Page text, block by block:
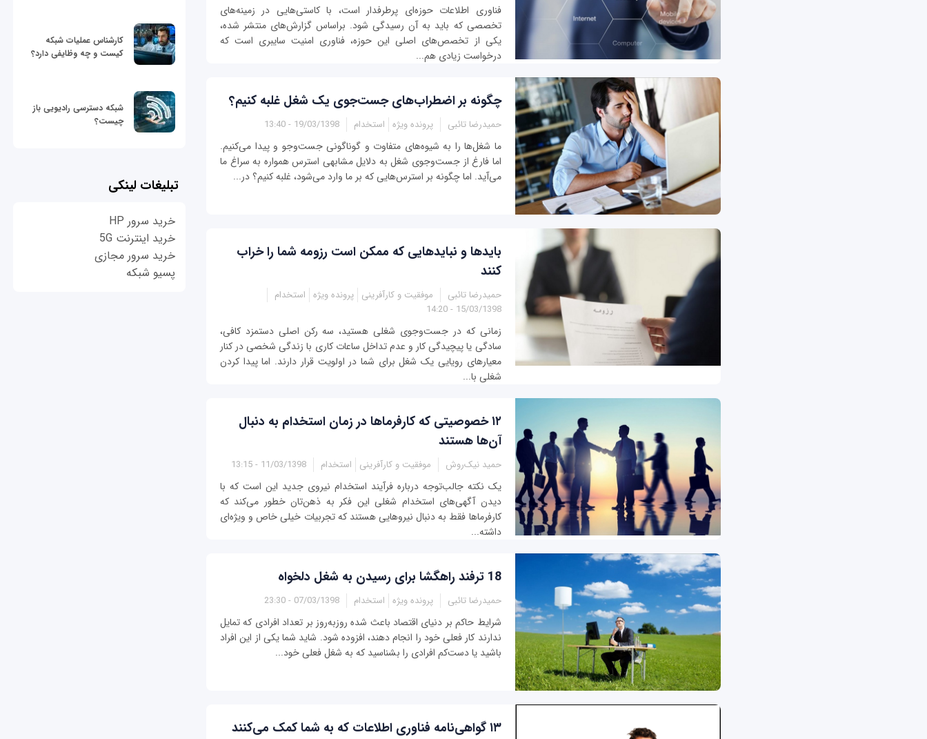
فناوری اطلاعات حوزه‌ای پرطرفدار است، با کاستی‌هایی در زمینه‌های
تخصصی که باید به آن رسیدگی شود. براساس گزارش‌های منتشر شده،
یکی از تخصص‌های اصلی این حوزه، فناوری امنیت سایبری است که
درخواست زیادی هم...
چگونه بر اضطراب‌های جست‌جوی یک شغل غلبه کنیم؟
حمیدرضا تائبی پرونده ویژه استخدام 19/03/1398 - 13:40
ما شغل‌ها را به شیوه‌های متفاوت و گوناگونی جست‌وجو و پیدا می‌کنیم.
اما فارغ از جست‌وجوی شغل به دلایل مشابهی استرس همواره به سراغ ما
می‌آید. اما چگونه بر استرس‌هایی که بر ما وارد می‌شود، غلبه کنیم؟ در...
بایدها و نبایدهایی که ممکن است رزومه شما را خراب
کنند
حمیدرضا تائبی موفقیت و کارآفرینی پرونده ویژه استخدام
15/03/1398 - 14:20
زمانی که در جست‌وجوی شغلی هستید، سه رکن اصلی دستمزد کافی،
سادگی یا پیچیدگی کار و عدم تداخل ساعات کاری با زندگی شخصی در کنار
معیارهای رویایی یک شغل برای شما در اولویت قرار دارند. اما پیدا کردن
شغلی با...
۱۲ خصوصیتی که کارفرماها در زمان استخدام به دنبال
آن‌ها هستند
حمید نیک‌روش موفقیت و کارآفرینی استخدام 11/03/1398 - 13:15
یک نکته جالب‌توجه درباره فرآیند استخدام نیروی جدید این است که با
دیدن آگهی‌های استخدام شغلی این فکر به ذهن‌تان خطور می‌کند که
کارفرماها فقط به دنبال نیروهایی هستند که تجربیات خیلی خاص و ویژه‌ای
داشته...
18 ترفند راهگشا برای رسیدن به شغل دلخواه
حمیدرضا تائبی پرونده ویژه استخدام 07/03/1398 - 23:30
شرایط حاکم بر دنیای اقتصاد باعث شده روزبه‌روز بر تعداد افرادی که تمایل
ندارند کار فعلی خود را انجام دهند، افزوده شود. شاید شما یکی از این افراد
باشید یا دست‌کم افرادی را بشناسید که به شغل فعلی خود...
۱۳ گواهی‌نامه فناوری اطلاعات که به شما کمک می‌کنند
کارشناس عملیات شبکه
کیست و چه وظایفی دارد؟
شبکه دسترسی رادیویی باز
چیست؟
تبلیغات لینکی
خرید سرور HP
خرید اینترنت 5G
خرید سرور مجازی
پسیو شبکه